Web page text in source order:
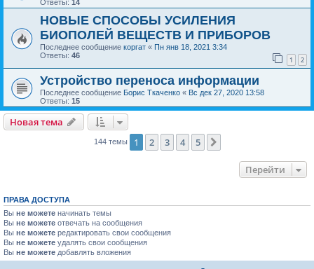
Ответы: 14
НОВЫЕ СПОСОБЫ УСИЛЕНИЯ
БИОПОЛЕЙ ВЕЩЕСТВ И ПРИБОРОВ
Последнее сообщение коргат « Пн янв 18, 2021 3:34
Ответы: 46 1 2
Устройство переноса информации
Последнее сообщение Борис Ткаченко « Вс дек 27, 2020 13:58
Ответы: 15
Новая тема
144 темы 1 2 3 4 5
Перейти
ПРАВА ДОСТУПА
Вы не можете начинать темы
Вы не можете отвечать на сообщения
Вы не можете редактировать свои сообщения
Вы не можете удалять свои сообщения
Вы не можете добавлять вложения